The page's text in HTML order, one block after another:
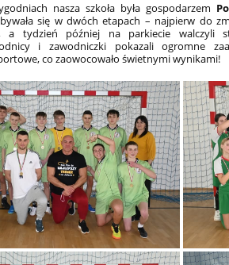
nasza szkoła była gospodarzem
się w dwóch etapach – najpierw do
a tydzień później na parkiecie walczyli
i zawodniczki pokazali ogromne
co zaowocowało świetnymi wynikami!